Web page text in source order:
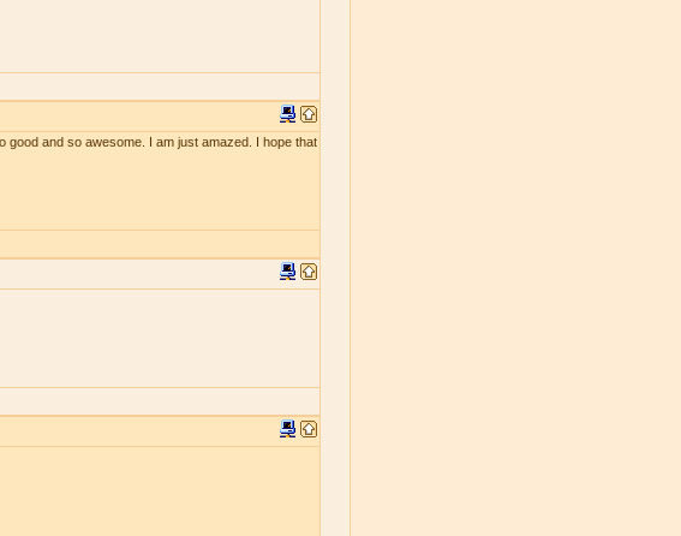
good and so awesome. I am just amazed. I hope that